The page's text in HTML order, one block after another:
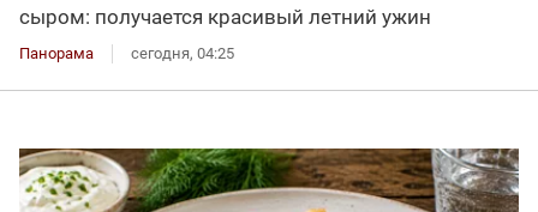
сыром: получается красивый летний ужин
Панорама сегодня, 04:25